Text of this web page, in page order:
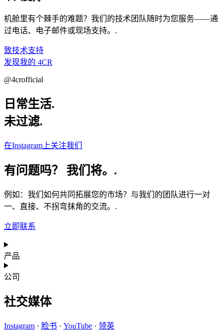
机舱里有个棘手的难题？我们的技术团队随时为您服务——通
过电话、电子邮件或现场支持。.
致技术支持
发现我的 4CR
@4crofficial
日常生活.
未过滤.
在Instagram上关注我们
有问题吗？ 我们将。.
例如：我们如何共同拓展您的市场？与我们的团队进行一对
一、直接、不拐弯抹角的交流。.
立即联系
产品
公司
社交媒体
Instagram · 脸书 · YouTube · 领英